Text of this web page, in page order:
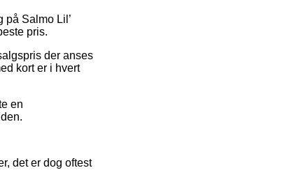
på Salmo Lil’
pris.
der anses
kort er i hvert
en
det er dog oftest